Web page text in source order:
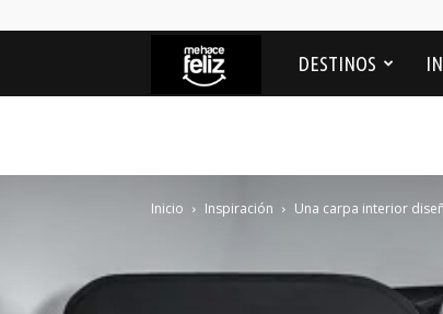
MeDESTINOS
Inicio Inspiración Una carpa interior